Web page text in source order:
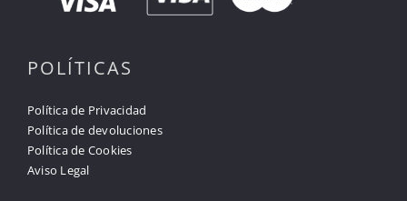
POLÍTICAS
Política de Privacidad
Política de devoluciones
Política de Cookies
Aviso Legal